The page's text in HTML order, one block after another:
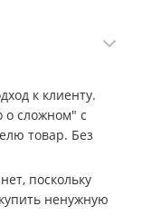
к клиенту.
о сложном" с
товар. Без
поскольку
ненужную